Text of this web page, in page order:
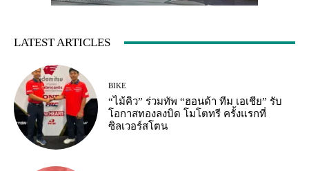
LATEST ARTICLES
BIKE
“ไม้คิว” ร่วมทัพ “ฮอนด้า ทีม เอเชีย” รับ
โอกาสทองลงบิด โมโตทรี ครั้งแรกที่
ซิลเวอร์สโตน